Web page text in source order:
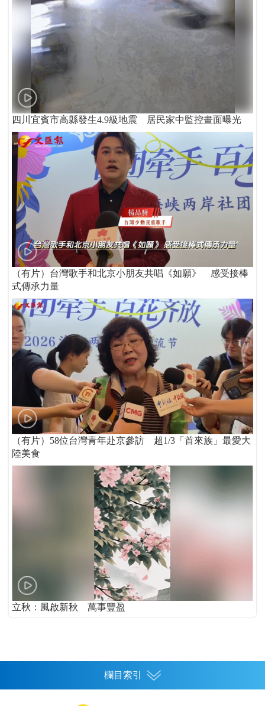
四川宜賓市高縣發生4.9級地震 居民家中監控畫面曝光
（有片）台灣歌手和北京小朋友共唱《如願》 感受接棒
式傳承力量
（有片）58位台灣青年赴京參訪 超1/3「首來族」最愛大
陸美食
立秋：風啟新秋 萬事豐盈
欄目索引